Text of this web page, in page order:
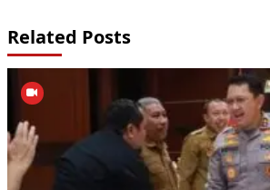
Related Posts